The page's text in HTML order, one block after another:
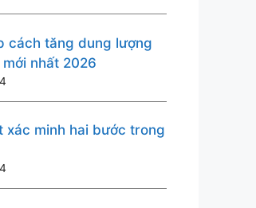
cách tăng dung lượng
nhất 2026
xác minh hai bước trong